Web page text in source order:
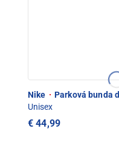
Nike · Parková bunda
Unisex
€ 44,99